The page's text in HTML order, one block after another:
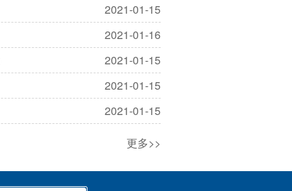
2021-01-15
2021-01-16
2021-01-15
2021-01-15
2021-01-15
更多>>